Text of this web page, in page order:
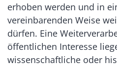
erhoben werden und in
vereinbarenden Weise
dürfen. Eine
öffentlichen Interesse
wissenschaftliche oder